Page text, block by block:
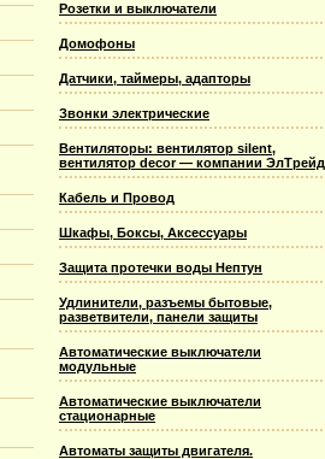
Розетки и выключатели
Домофоны
Датчики, таймеры, адапторы
Звонки электрические
Вентиляторы: вентилятор silent,
вентилятор decor — компании ЭлТрейд
Кабель и Провод
Шкафы, Боксы, Аксессуары
Защита протечки воды Нептун
Удлинители, разъемы бытовые,
разветвители, панели защиты
Автоматические выключатели
модульные
Автоматические выключатели
стационарные
Автоматы защиты двигателя.